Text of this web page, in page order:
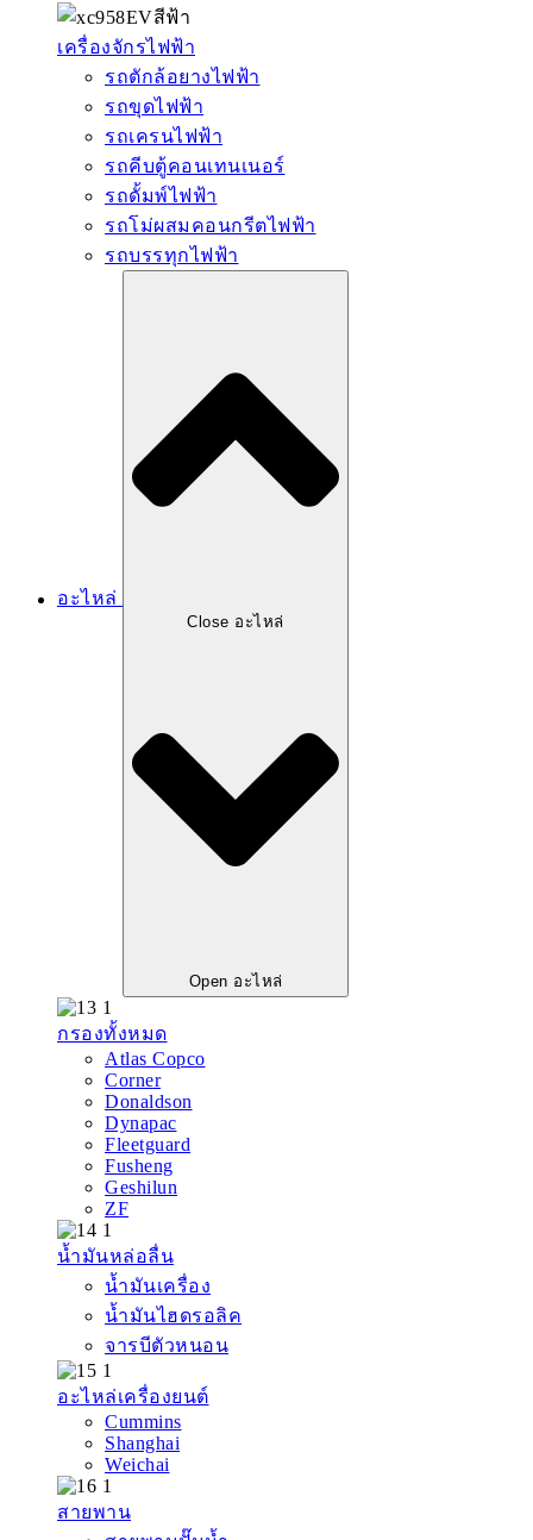
เครื่องจักรไฟฟ้า
รถตักล้อยางไฟฟ้า
รถขุดไฟฟ้า
รถเครนไฟฟ้า
รถคีบตู้คอนเทนเนอร์
รถดั้มพ์ไฟฟ้า
รถโม่ผสมคอนกรีตไฟฟ้า
รถบรรทุกไฟฟ้า
อะไหล่
Close อะไหล่
Open อะไหล่
กรองทั้งหมด
Atlas Copco
Corner
Donaldson
Dynapac
Fleetguard
Fusheng
Geshilun
ZF
น้ำมันหล่อลื่น
น้ำมันเครื่อง
น้ำมันไฮดรอลิค
จารบีตัวหนอน
อะไหล่เครื่องยนต์
Cummins
Shanghai
Weichai
สายพาน